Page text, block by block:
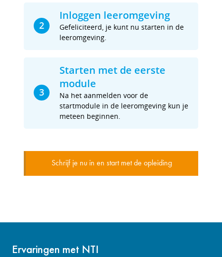
2
Inloggen leeromgeving
Gefeliciteerd, je kunt nu starten in de
leeromgeving.
3
Starten met de eerste
module
Na het aanmelden voor de
startmodule in de leeromgeving kun je
meteen beginnen.
Schrijf je nu in en start met de opleiding
Ervaringen met NTI